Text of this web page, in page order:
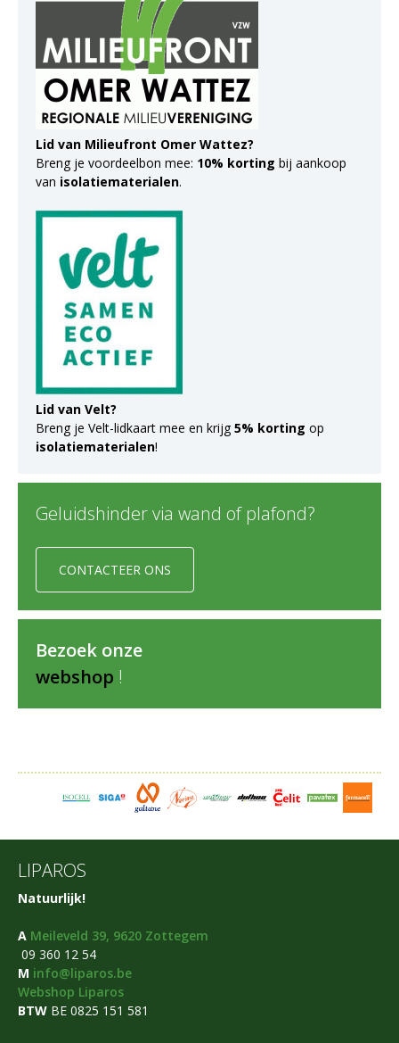
Lid van Milieufront Omer Wattez?
Breng je voordeelbon mee: 10% korting bij aankoop
van isolatiematerialen.
Lid van Velt?
Breng je Velt-lidkaart mee en krijg5% korting op
isolatiematerialen!
Geluidshinder via wand of plafond?
CONTACTEER ONS
Bezoek onze
webshop !
LIPAROS
Natuurlijk!
A Meileveld 39, 9620 Zottegem
09 360 12 54
M info@liparos.be
Webshop Liparos
BTW BE 0825 151 581​